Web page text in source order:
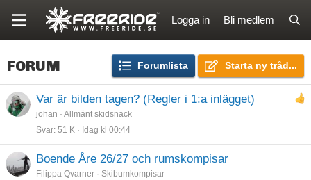
Logga in Bli medlem
FORUM Forumlista Starta ny tråd...
Var är bilden tagen? (Regler i 1:a inlägget)
johan
Allmänt skidsnack
Svar 51 K Idag kl 00:44
Boende Åre 26/27 och rumskompisar
Filippa Qvarner
Skibumkompisar